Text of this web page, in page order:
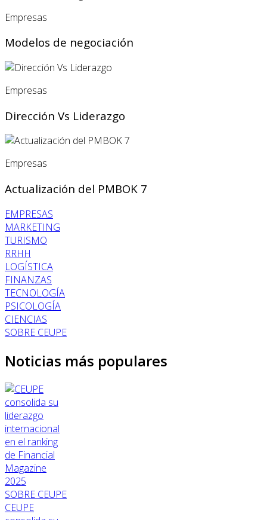
Empresas
Modelos de negociación
Empresas
Dirección Vs Liderazgo
Empresas
Actualización del PMBOK 7
EMPRESAS
MARKETING
TURISMO
RRHH
LOGÍSTICA
FINANZAS
TECNOLOGÍA
PSICOLOGÍA
CIENCIAS
SOBRE CEUPE
Noticias más populares
SOBRE CEUPE
CEUPE